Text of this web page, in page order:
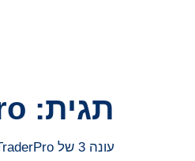
תגית:
עונה 3 של Bitget TraderPro כוללת הדגמה למסחר חי עם מימון תומך של עד 10,000 דולר לכל משתמש